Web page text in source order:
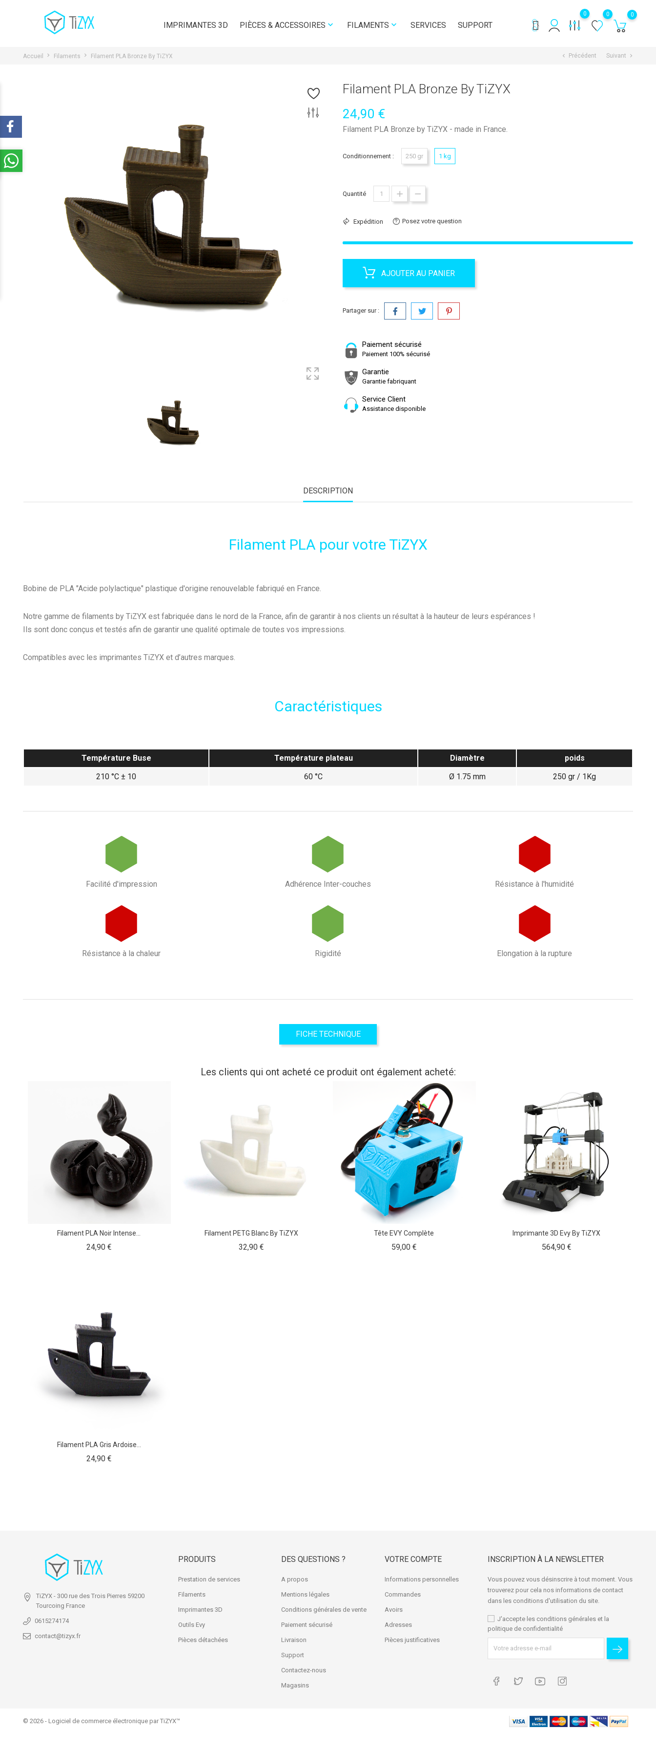
0
0
0
IMPRIMANTES 3D PIÈCES & ACCESSOIRES  FILAMENTS  SERVICES SUPPORT
Accueil Filaments Filament PLA Bronze By TiZYX chevron_left Précédent Suivant chevron_right
Filament PLA Bronze By TiZYX
24,90 €
Filament PLA Bronze by TiZYX - made in France.
Conditionnement : 250 gr 1 kg
Quantité
Expédition Posez votre question
AJOUTER AU PANIER
Partager sur :
Paiement sécurisé
Paiement 100% sécurisé
Garantie
Garantie fabriquant
Service Client
Assistance disponible
DESCRIPTION
Filament PLA pour votre TiZYX
Bobine de PLA "Acide polylactique" plastique d'origine renouvelable fabriqué en France.
Notre gamme de filaments by TiZYX est fabriquée dans le nord de la France, afin de garantir à nos clients un résultat à la hauteur de leurs espérances !
Ils sont donc conçus et testés afin de garantir une qualité optimale de toutes vos impressions.
Compatibles avec les imprimantes TiZYX et d’autres marques.
Caractéristiques
Température Buse Température plateau Diamètre
poids
210 °C ± 10
60 °C Ø 1.75 mm 250 gr / 1Kg
Facilité d'impression Adhérence Inter-couches Résistance à l'humidité
Résistance à la chaleur Rigidité Elongation à la rupture
FICHE TECHNIQUE
Les clients qui ont acheté ce produit ont également acheté:
Filament PLA Noir Intense...
24,90 €Prix
Filament PETG Blanc By TiZYX
32,90 €
Tête EVY Complète
59,00 €Prix
Imprimante 3D Evy By TiZYX
564,90 €Prix
Filament PLA Gris Ardoise...
24,90 €Prix
TiZYX - 300 rue des Trois Pierres 59200
Tourcoing France
0615274174
contact@tizyx.fr
PRODUITS
Prestation de services
Filaments
Imprimantes 3D
Outils Evy
Pièces détachées
DES QUESTIONS ?
A propos
Mentions légales
Conditions générales de vente
Paiement sécurisé
Livraison
Support
Contactez-nous
Magasins
VOTRE COMPTE
Informations personnelles
Commandes
Avoirs
Adresses
Pièces justificatives
INSCRIPTION À LA NEWSLETTER
Vous pouvez vous désinscrire à tout moment. Vous
trouverez pour cela nos informations de contact
dans les conditions d'utilisation du site.
J'accepte les conditions générales et la
politique de confidentialité
© 2026 - Logiciel de commerce électronique par TiZYX™